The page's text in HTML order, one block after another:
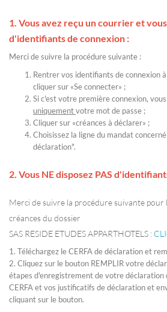
1. Vous avez reçu un courrier et
d'identifiants de connexion :
Merci de suivre la procédure suivante :
Rentrer vos identifiants de connexion
cliquer sur «Se connecter» ;
Si c'est votre première connexion,
uniquementvotre mot de passe ;
Cliquer sur «créances à déclarer» ;
Choisissez la ligne du mandat
déclaration".
2. Vous NE disposez PAS
Merci de suivre la procédure suivante pour
créances du dossier
SAS RESIDE ETUDES APPARTHOTELS :
1. Téléchargez le CERFA de déclaration et
2. Cliquez sur le bouton REMPLIR votre
étapes d'enregistrement de votre déclaration
CERFA et vos justificatifs de déclaration et
cliquant sur le bouton.